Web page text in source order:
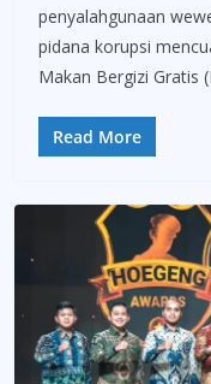
penyalahgunaan
pidana korupsi
Makan Bergizi Gratis
Read More